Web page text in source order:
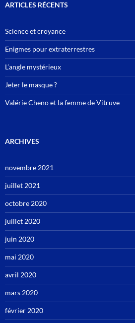
ARTICLES RÉCENTS
Science et croyance
Enigmes pour extraterrestres
L’angle mystérieux
Jeter le masque ?
Valérie Cheno et la femme de Vitruve
ARCHIVES
novembre 2021
juillet 2021
octobre 2020
juillet 2020
juin 2020
mai 2020
avril 2020
mars 2020
février 2020